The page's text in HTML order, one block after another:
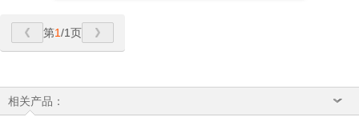
第1/1页
相关产品：